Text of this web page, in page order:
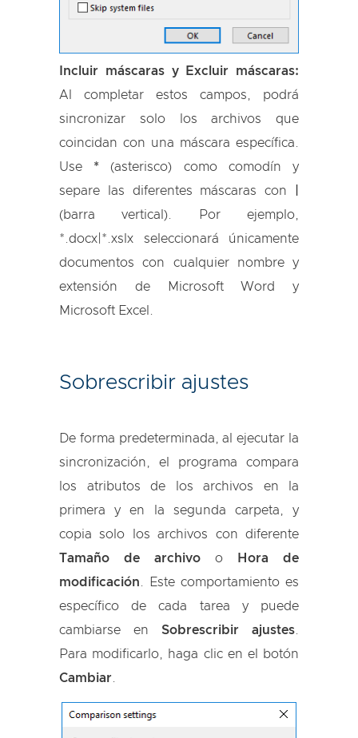
Incluir máscaras y Excluir máscaras:
Al completar estos campos, podrá
sincronizar solo los archivos que
coincidan con una máscara específica.
Use * (asterisco) como comodín y
separe las diferentes máscaras con
(barra vertical). Por ejemplo,
*.docx|*.xslx seleccionará únicamente
documentos con cualquier nombre y
extensión de Microsoft Word y
Microsoft Excel.
Sobrescribir ajustes
De forma predeterminada, al ejecutar la
sincronización, el programa compara
los atributos de los archivos en la
primera y en la segunda carpeta, y
copia solo los archivos con diferente
Tamaño de archivo o
Hora de
modificación . Este comportamiento es
específico de cada tarea y puede
cambiarse en Sobrescribir ajustes
Para modificarlo, haga clic en el botón
Cambiar